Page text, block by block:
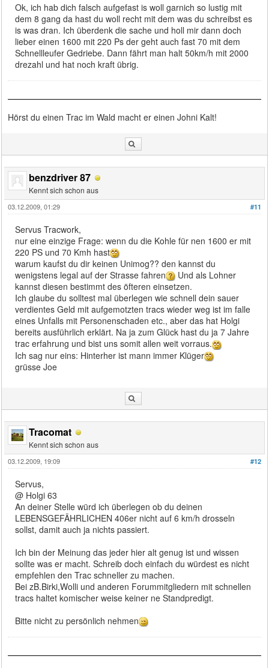
Ok, ich hab dich falsch aufgefast is woll garnich so lustig mit
dem 8 gang da hast du woll recht mit dem was du schreibst es
is was dran. Ich überdenk die sache und holl mir dann doch
lieber einen 1600 mit 220 Ps der geht auch fast 70 mit dem
Schnellleufer Gedriebe. Dann fährt man halt 50km/h mit 2000
drezahl und hat noch kraft übrig.
Hörst du einen Trac im Wald macht er einen Johni Kalt!
benzdriver 87
Kennt sich schon aus
#11
03.12.2009, 01:29
Servus Tracwork,
nur eine einzige Frage: wenn du die Kohle für nen 1600 er mit
220 PS und 70 Kmh hast
warum kaufst du dir keinen Unimog?? den kannst du
wenigstens legal auf der Strasse fahren
Und als Lohner
kannst diesen bestimmt des öfteren einsetzen.
Ich glaube du solltest mal überlegen wie schnell dein sauer
verdientes Geld mit aufgemotzten tracs wieder weg ist im falle
eines Unfalls mit Personenschaden etc., aber das hat Holgi
bereits ausführlich erklärt. Na ja zum Glück hast du ja 7 Jahre
trac erfahrung und bist uns somit allen weit vorraus.
Ich sag nur eins: Hinterher ist mann immer Klüger
grüsse Joe
Tracomat
Kennt sich schon aus
#12
03.12.2009, 19:09
Servus,
@ Holgi 63
An deiner Stelle würd ich überlegen ob du deinen
LEBENSGEFÄHRLICHEN 406er nicht auf 6 km/h drosseln
sollst, damit auch ja nichts passiert.
Ich bin der Meinung das jeder hier alt genug ist und wissen
sollte was er macht. Schreib doch einfach du würdest es nicht
empfehlen den Trac schneller zu machen.
Bei zB.Birki,Wolli und anderen Forummitgliedern mit schnellen
tracs haltet komischer weise keiner ne Standpredigt.
Bitte nicht zu persönlich nehmen